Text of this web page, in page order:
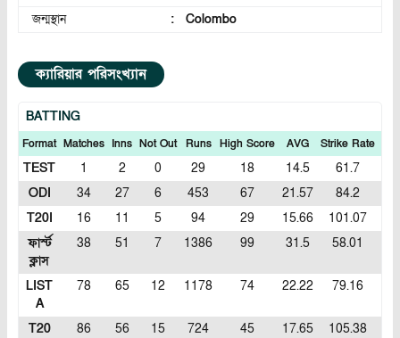
জন্মস্থান
: Colombo
ক্যারিয়ার পরিসংখ্যান
BATTING
Format Matches Inns Not Out Runs High Score AVG Strike Rate
TEST 1 2 0 29 18 14.5 61.7
ODI
34 27 6 453 67 21.57 84.2
T20I
16 11 5 94 29 15.66 101.07
ফার্স্ট
ক্লাস
38 51 7 1386 99 31.5 58.01
LIST
A
78 65 12 1178 74 22.22 79.16
T20 86 56 15 724 45 17.65 105.38